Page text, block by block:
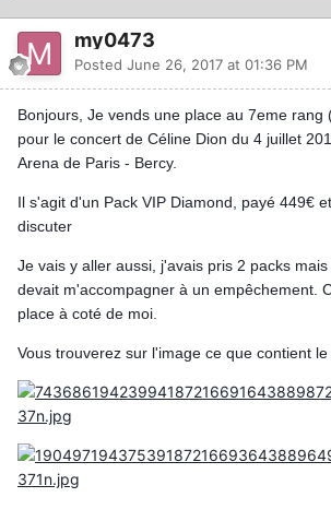
my0473
Posted June 26, 2017 at 01:36 PM
Bonjours, Je vends une place au 7eme rang
pour le concert de Céline Dion du 4 juillet
Arena de Paris - Bercy.
Il s'agit d'un Pack VIP Diamond, payé 449€
discuter
Je vais y aller aussi, j'avais pris 2 packs
devait m'accompagner à un empêchement.
place à coté de moi.
Vous trouverez sur l'image ce que contient le